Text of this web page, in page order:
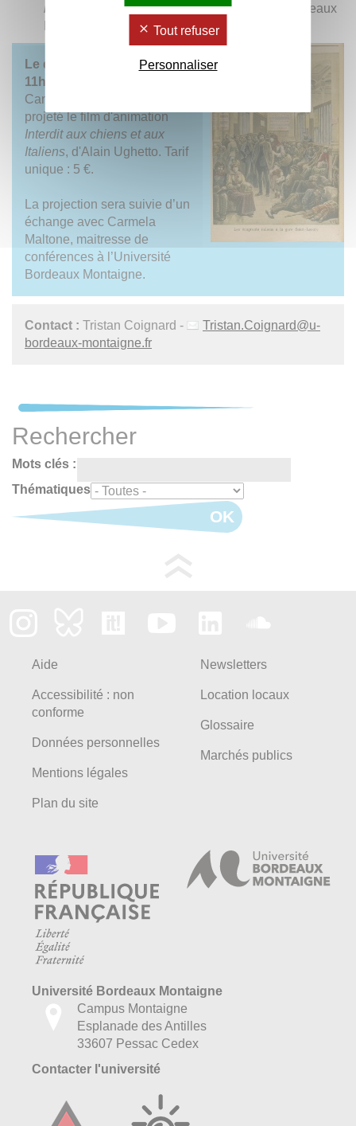
italiens
avec Carmela Maltone (Université Bordeaux
CEMMC).
Le dimanche 23 mars 2025 à
11h au Cinéma Utopia
Camille Jullian, Bordeaux) sera
projeté le film d'animation
Interdit aux chiens et aux
Italiens, d'Alain Ughetto. Tarif
unique : 5 €.
La projection sera suivie d’un
échange avec Carmela
Maltone, maitresse de
conférences à l’Université
Bordeaux Montaigne.
Contact : Tristan Coignard - Tristan.Coignard@u-
bordeaux-montaigne.fr
Rechercher
Mots clés :
Thématiques
OK
Aide
Accessibilité : non
conforme
Données personnelles
Mentions légales
Plan du site
Newsletters
Location locaux
Glossaire
Marchés publics
Université Bordeaux Montaigne
Campus Montaigne
Esplanade des Antilles
33607 Pessac Cedex
Contacter l'université
Tout refuser
Personnaliser